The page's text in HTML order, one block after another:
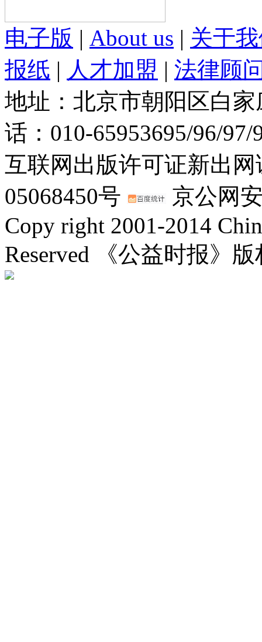
电子版 | About us | 关于
报纸 | 人才加盟 | 法律顾
地址：北京市朝阳区白
话：010-65953695/96/
互联网出版许可证新出
05068450号
京公网
Copy right 2001-2014
Reserved 《公益时报》